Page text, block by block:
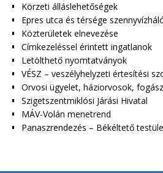
Körzeti álláslehetőségek
Epres utca és térsége
Közterületek elnevezése
Címkezeléssel érintett ingatlanok
Letölthető nyomtatványok
VÉSZ – veszélyhelyzeti értesítési
Orvosi ügyelet, háziorvosok,
Szigetszentmiklósi Járási Hivatal
MÁV-Volán menetrend
Panaszrendezés – Békéltető